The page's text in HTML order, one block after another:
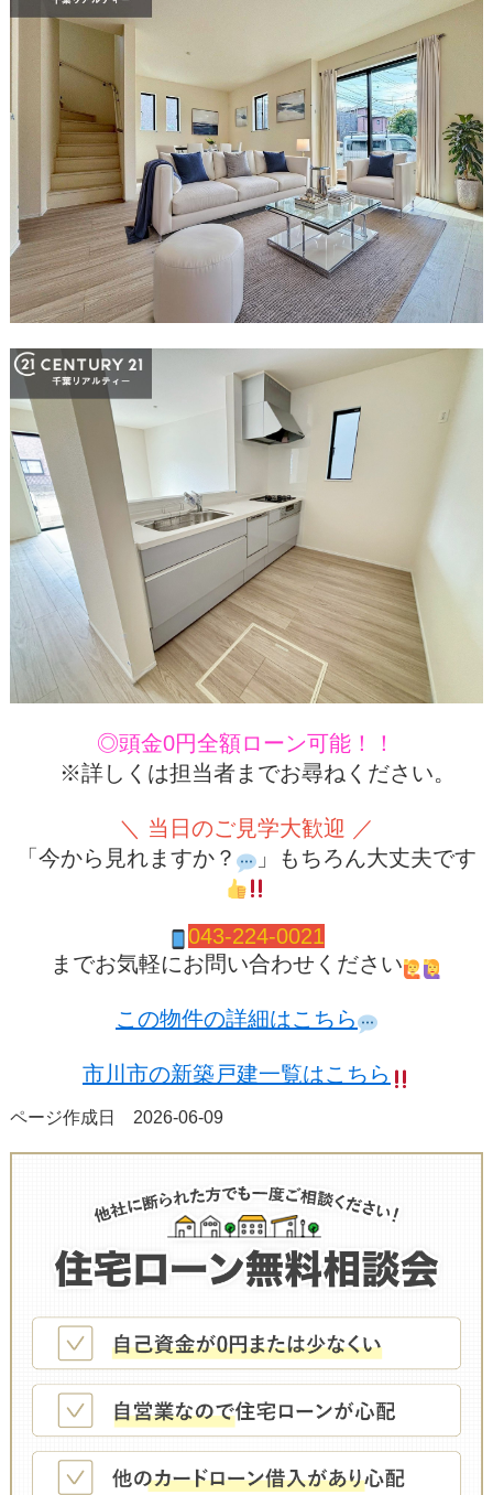
◎頭金0円全額ローン可能！！
※詳しくは担当者までお尋ねください。
＼ 当日のご見学大歓迎 ／
「今から見れますか？
」もちろん大丈夫です
043-224-0021
までお気軽にお問い合わせください
この物件の詳細はこちら
市川市の新築戸建一覧はこちら
ページ作成日 2026-06-09